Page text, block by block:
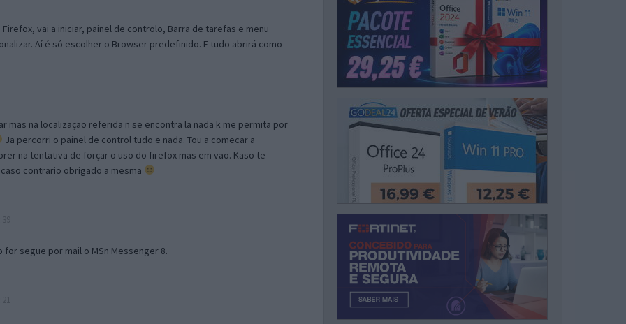
vai a iniciar, painel de controlo, Barra de tarefas e menu
Aí é só escolher o Browser predefinido. E tudo abrirá como
mas na localizaçao referida n se encontra la nada k me permita por
Ja percorri o painel de control tudo e nada. Tou a comecar a
na tentativa de forçar o uso do firefox mas em vao. Kaso te
contrario obrigado a mesma
for segue por mail o MSn Messenger 8.